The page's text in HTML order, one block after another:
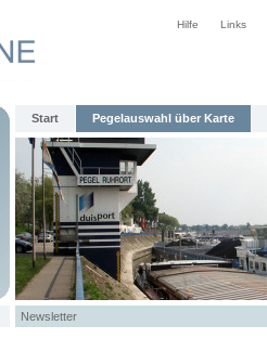
Hilfe Links
Start Pegelauswahl über Karte
Newsletter